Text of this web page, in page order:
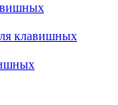
клавишных